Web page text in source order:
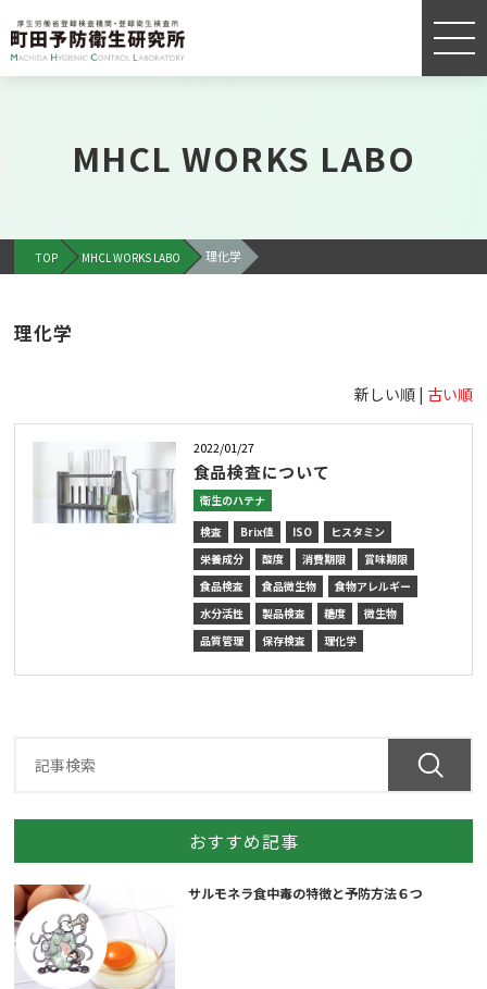
MHCL WORKS LABO
TOP MHCL WORKS LABO 理化学
理化学
新しい順 | 古い順
2022/01/27
食品検査について
衛生のハテナ
検査
Brix値 ISO
ヒスタミン
栄養成分
酸度 消費期限
賞味期限
食品検査
食品微生物
食物アレルギー
水分活性
製品検査 糖度
微生物
品質管理
保存検査 理化学
おすすめ記事
サルモネラ食中毒の特徴と予防方法６つ